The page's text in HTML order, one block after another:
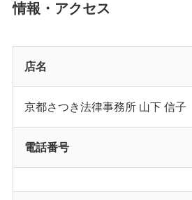
情報・アクセス
店名
京都さつき法律事務所 山下 信子
電話番号